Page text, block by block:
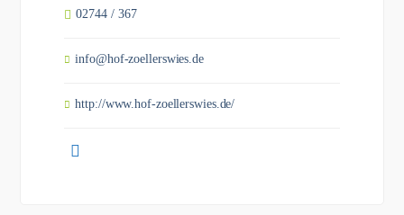
02744 / 367
info@hof-zoellerswies.de
http://www.hof-zoellerswies.de/